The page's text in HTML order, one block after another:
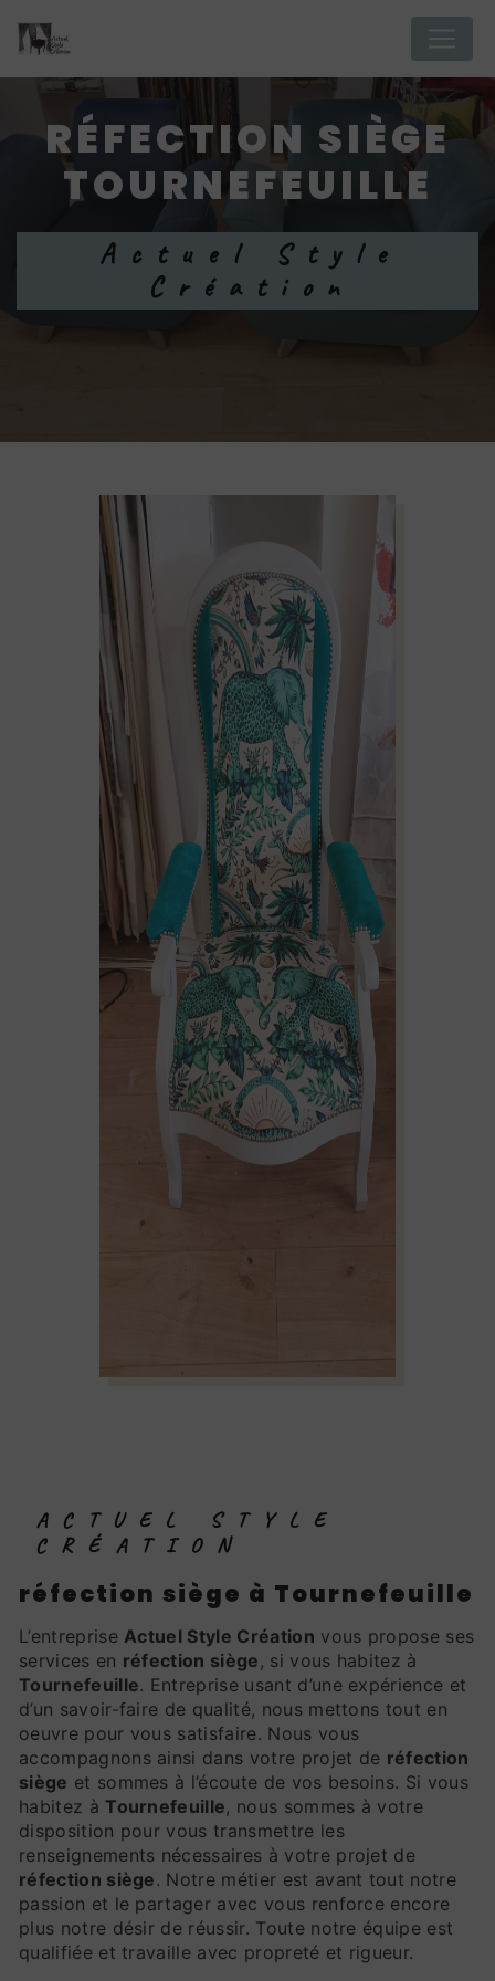
RÉFECTION SIÈGE
TOURNEFEUILLE
Actuel Style
Création
ACTUEL STYLE
CRÉATION
réfection siège à Tournefeuille
L’entreprise Actuel Style Création vous propose ses
services en réfection siège , si vous habitez à
Tournefeuille. Entreprise usant d’une expérience et
d’un savoir-faire de qualité, nous mettons tout en
oeuvre pour vous satisfaire. Nous vous
accompagnons ainsi dans votre projet de réfection
siège et sommes à l’écoute de vos besoins. Si vous
habitez àTournefeuille, nous sommes à votre
disposition pour vous transmettre les
renseignements nécessaires à votre projet de
réfection siège. Notre métier est avant tout notre
passion et le partager avec vous renforce encore
plus notre désir de réussir. Toute notre équipe est
qualifiée et travaille avec propreté et rigueur.